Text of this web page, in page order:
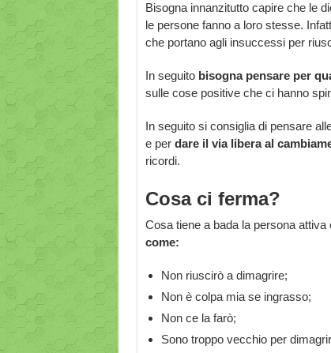
Bisogna innanzitutto capire che le
le persone fanno a loro stesse.
che portano agli insuccessi per
In seguito bisogna pensare per
sulle cose positive che ci hanno
In seguito si consiglia di pensare
e per dare il via libera al
ricordi.
Cosa ci ferma?
Cosa tiene a bada la persona attiva
come:
Non riuscirò a dimagrire;
Non è colpa mia se ingrasso;
Non ce la farò;
Sono troppo vecchio per